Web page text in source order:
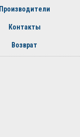
Производители
Контакты
Возврат